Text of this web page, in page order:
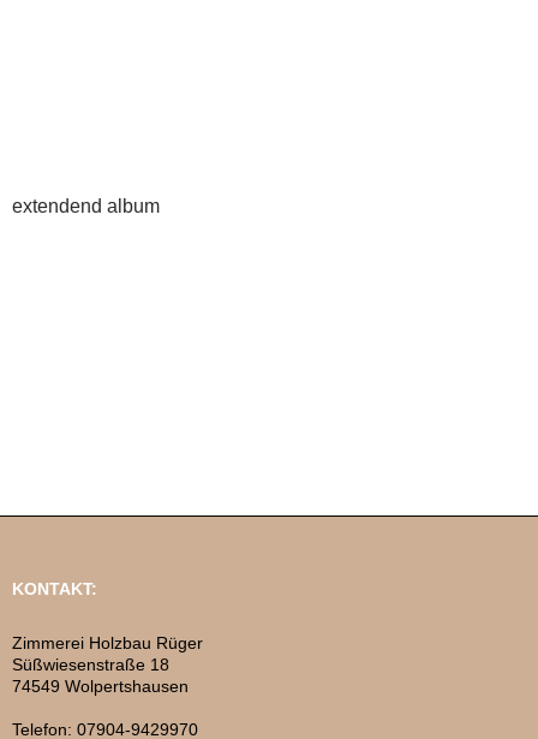
extendend album
KONTAKT:
Zimmerei Holzbau Rüger
Süßwiesenstraße 18
74549 Wolpertshausen
Telefon: 07904-9429970